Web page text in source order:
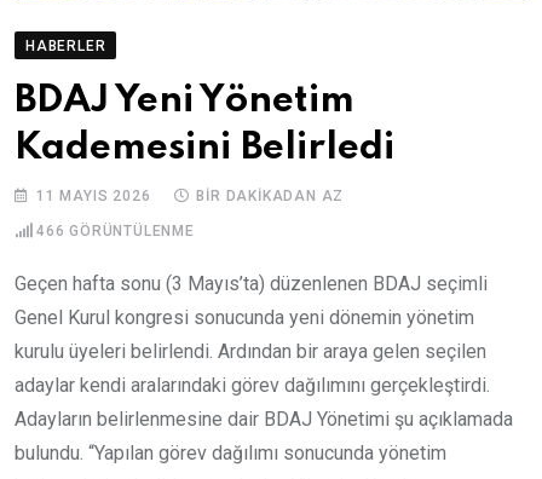
HABERLER
BDAJ Yeni Yönetim
Kademesini Belirledi
11 MAYIS 2026 BIR DAKIKADAN AZ
466 GÖRÜNTÜLENME
Geçen hafta sonu (3 Mayıs’ta) düzenlenen BDAJ seçimli
Genel Kurul kongresi sonucunda yeni dönemin yönetim
kurulu üyeleri belirlendi. Ardından bir araya gelen seçilen
adaylar kendi aralarındaki görev dağılımını gerçekleştirdi.
Adayların belirlenmesine dair BDAJ Yönetimi şu açıklamada
bulundu. “Yapılan görev dağılımı sonucunda yönetim